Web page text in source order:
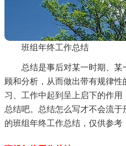
班组年终工作总结
总结是事后对某一时期、某
顾和分析，从而做出带有规律性
习、工作中起到呈上启下的作
总结吧。总结怎么写才不会流于
的班组年终工作总结，仅供参考